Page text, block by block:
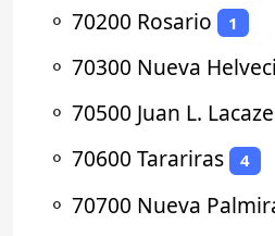
⚬ 70200 Rosario 1
⚬ 70300 Nueva
⚬ 70500 Juan L. Lacaze
⚬ 70600 Tarariras 4
⚬ 70700 Nueva